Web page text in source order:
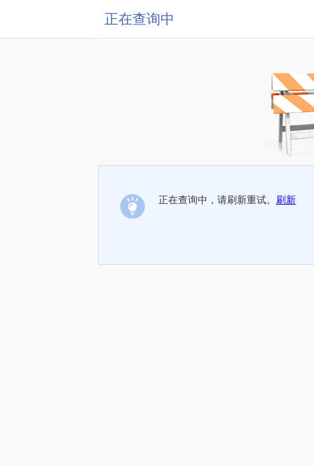
正在查询中
正在查询中，请刷新重试。 刷新